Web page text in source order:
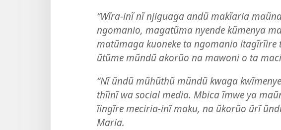
“Wĩra-inĩ nĩ njiguaga andũ makĩaria
ngomanio, magatũma nyende kũmenya
matũmaga kuoneke ta ngomanio itagĩrĩire
ũtũme mũndũ akorũo na mawoni o ta
“Nĩ ũndũ mũhũthũ mũndũ kwaga
thĩinĩ wa social media. Mbica ĩmwe ya
ĩingĩre meciria-inĩ maku, na ũkorũo ũrĩ
Maria.